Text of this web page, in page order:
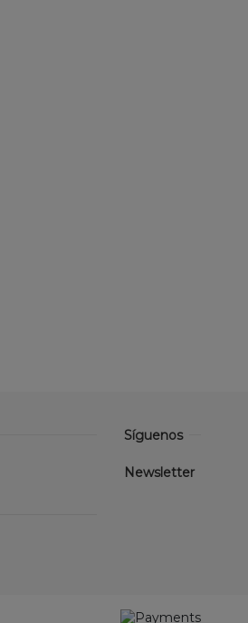
Síguenos
Newsletter